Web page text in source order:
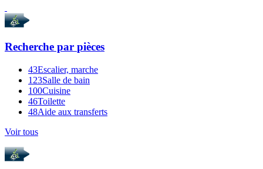
Recherche par pièces
43Escalier, marche
123Salle de bain
100Cuisine
46Toilette
48Aide aux transferts
Voir tous